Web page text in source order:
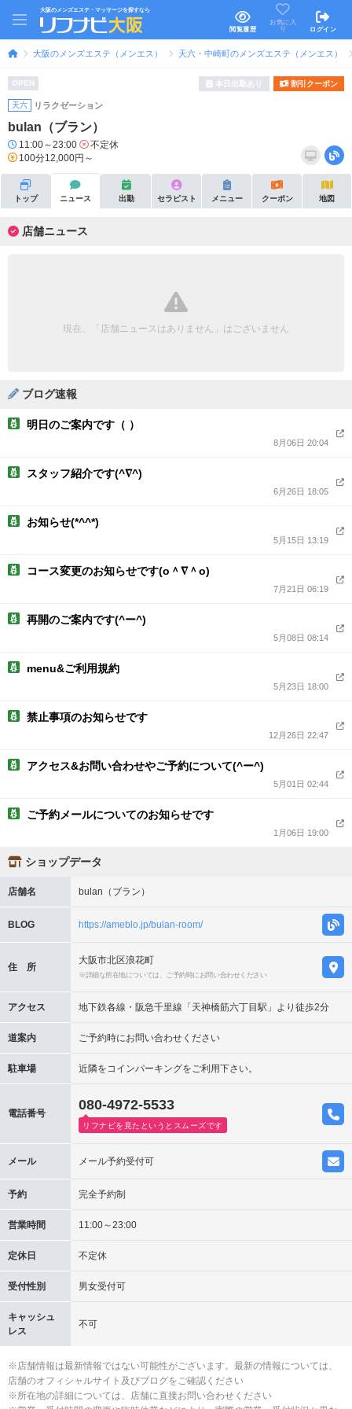
大阪のメンズエステ・マッサージを探すなら
閲覧履歴
お気に入
り
ログイン
大阪のメンズエステ（メンエス） 天六・中崎町のメンズエステ（メンエス）
OPEN 本日出勤あり 割引クーポン
天六 リラクゼーション
bulan（ブラン）
11:00～23:00
不定休
100分12,000円～
トップ ニュース 出勤 セラピスト メニュー クーポン 地図
店舗ニュース
現在、「店舗ニュースはありません」はございません
ブログ速報
明日のご案内です（ ）
8月06日 20:04
スタッフ紹介です(^∇^)
6月26日 18:05
お知らせ(*^^*)
5月15日 13:19
コース変更のお知らせです(о＾∇＾о)
7月21日 06:19
再開のご案内です(^ー^)
5月08日 08:14
menu&ご利用規約
5月23日 18:00
禁止事項のお知らせです
12月26日 22:47
アクセス&お問い合わせやご予約について(^ー^)
5月01日 02:44
ご予約メールについてのお知らせです
1月06日 19:00
ショップデータ
店舗名 bulan（ブラン）
BLOG https://ameblo.jp/bulan-room/
住 所
大阪市北区浪花町
※詳細な所在地については、ご予約時にお問い合わせください
アクセス 地下鉄各線・阪急千里線「天神橋筋六丁目駅」より徒歩2分
道案内 ご予約時にお問い合わせください
駐車場 近隣をコインパーキングをご利用下さい。
電話番号
080-4972-5533
リフナビを見たというとスムーズです
メール メール予約受付可
予約 完全予約制
営業時間 11:00～23:00
定休日 不定休
受付性別 男女受付可
キャッシュ
レス
不可
※店舗情報は最新情報ではない可能性がございます。最新の情報については、
店舗のオフィシャルサイト及びブログをご確認ください
※所在地の詳細については、店舗に直接お問い合わせください